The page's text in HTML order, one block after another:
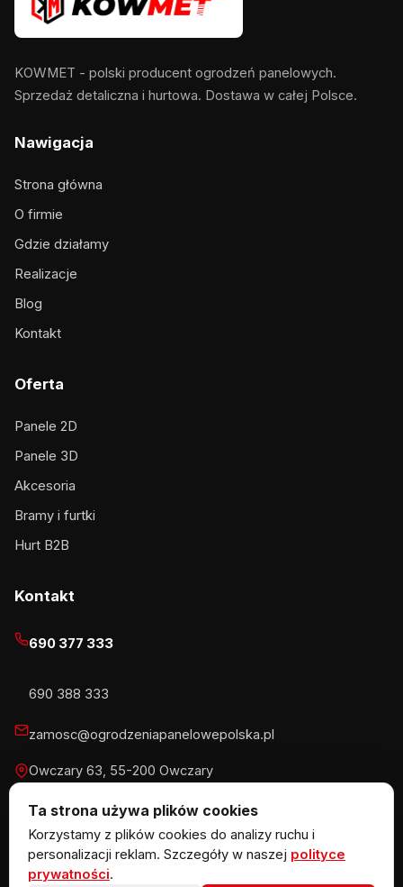
Ta strona używa plików cookies
Korzystamy z plików cookies do analizy ruchu i
personalizacji reklam. Szczegóły w naszej polityce
prywatności.
KOWMET - polski producent ogrodzeń panelowych.
Sprzedaż detaliczna i hurtowa. Dostawa w całej Polsce.
Nawigacja
Strona główna
O firmie
Gdzie działamy
Realizacje
Blog
Kontakt
Oferta
Panele 2D
Panele 3D
Akcesoria
Bramy i furtki
Hurt B2B
Kontakt
690 377 333
690 388 333
zamosc@ogrodzeniapanelowepolska.pl
Owczary 63, 55-200 Owczary
Pn-Pt 8-16, Sb 8-13:30